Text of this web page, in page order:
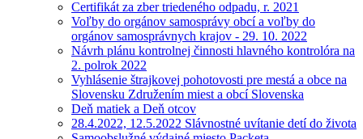
Certifikát za zber triedeného odpadu, r. 2021
Voľby do orgánov samosprávy obcí a voľby do
orgánov samosprávnych krajov - 29. 10. 2022
Návrh plánu kontrolnej činnosti hlavného kontrolóra na
2. polrok 2022
Vyhlásenie štrajkovej pohotovosti pre mestá a obce na
Slovensku Združením miest a obcí Slovenska
Deň matiek a Deň otcov
28.4.2022, 12.5.2022 Slávnostné uvítanie detí do života